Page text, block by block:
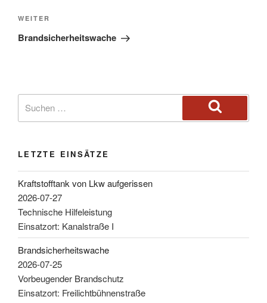
WEITER
Brandsicherheitswache
LETZTE EINSÄTZE
Kraftstofftank von Lkw aufgerissen
2026-07-27
Technische Hilfeleistung
Einsatzort: Kanalstraße I
Brandsicherheitswache
2026-07-25
Vorbeugender Brandschutz
Einsatzort: Freilichtbühnenstraße